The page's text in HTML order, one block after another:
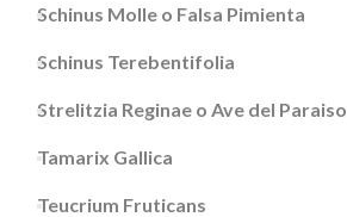
Schinus Molle o Falsa Pimienta
Schinus Terebentifolia
Strelitzia Reginae o Ave del Paraiso
Tamarix Gallica
Teucrium Fruticans